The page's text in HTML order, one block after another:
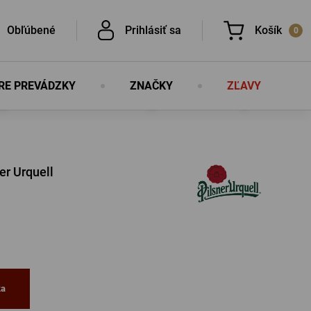
Obľúbené Prihlásiť sa Košík 0
V košíku nemáte nič, nie je to škoda?
PREVÁDZKY ZNAČKY ZĽAVY
Urquell